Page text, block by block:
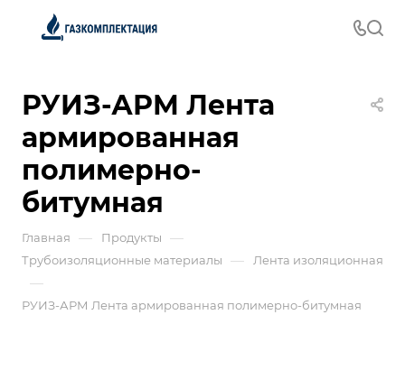
РУИЗ-АРМ Лента
армированная
полимерно-
битумная
Главная — Продукты —
Трубоизоляционные материалы — Лента изоляционная
—
РУИЗ-АРМ Лента армированная полимерно-битумная